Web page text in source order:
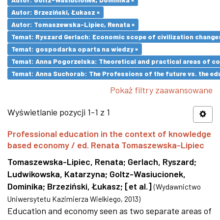
Autor: Brzeziński, Łukasz ×
Autor: Tomaszewska-Lipiec, Renata ×
Temat: Ryszard Gerlach: Economic scope of civilization
Temat: gospodarka oparta na wiedzy ×
Temat: Anna Pogorzelska: Theoretical and practical areas of
Temat: Anna Suchorab: The Professions of the future vs. the
Pokaż filtry zaawansowane
Wyświetlanie pozycji 1-1 z 1
Professional education in the context of knowledge
based economy / ed. Renata Tomaszewska-Lipiec
Tomaszewska-Lipiec, Renata; Gerlach, Ryszard;
Ludwikowska, Katarzyna; Goltz-Wasiucionek,
Dominika; Brzeziński, Łukasz; [et al.] (Wydawnictwo
Uniwersytetu Kazimierza Wielkiego, 2013)
Education and economy seen as two separate areas of